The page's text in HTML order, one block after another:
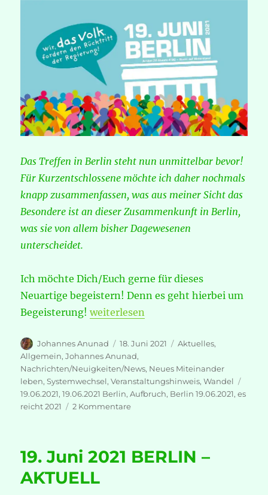
Das Treffen in Berlin steht nun unmittelbar bevor!
Für Kurzentschlossene möchte ich daher nochmals
knapp zusammenfassen, was aus meiner Sicht das
Besondere ist an dieser Zusammenkunft in Berlin,
was sie von allem bisher Dagewesenen
unterscheidet.
Ich möchte Dich/Euch gerne für dieses
Neuartige begeistern! Denn es geht hierbei um
Begeisterung!„19. Juni 2021 BERLIN – JETZT gilt
weiterlesen
Autor
Johannes Anunad
Veröffentlicht
am
18. Juni 2021 Kategorien
Aktuelles,
Allgemein,Johannes Anunad,
Nachrichten/Neuigkeiten/News, Neues Miteinander
leben,Systemwechsel,Veranstaltungshinweis,Wandel
19.06.2021,19.06.2021 Berlin,Aufbruch, Berlin 19.06.2021,es
reicht 2021
2 Kommentarezu
BERLIN
19. Juni 2021 BERLIN –
AKTUELL